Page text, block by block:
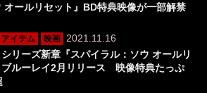
オールリセット』BD特典映像が一部解禁
アイテム 映画
2021.11.16
シリーズ新章『スパイラル：ソウ オールリ
ブルーレイ2月リリース 映像特典たっぷ